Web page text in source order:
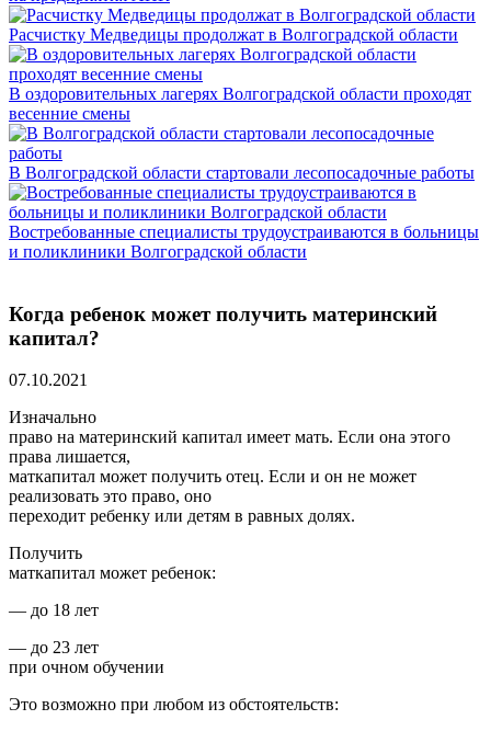
Расчистку Медведицы продолжат в Волгоградской области
В оздоровительных лагерях Волгоградской области проходят
весенние смены
В Волгоградской области стартовали лесопосадочные работы
Востребованные специалисты трудоустраиваются в больницы
и поликлиники Волгоградской области
Когда ребенок может получить материнский
капитал?
07.10.2021
Изначально
право на материнский капитал имеет мать. Если она этого
права лишается,
маткапитал может получить отец. Если и он не может
реализовать это право, оно
переходит ребенку или детям в равных долях.
Получить
маткапитал может ребенок:
— до 18 лет
— до 23 лет
при очном обучении
Это возможно при любом из обстоятельств: